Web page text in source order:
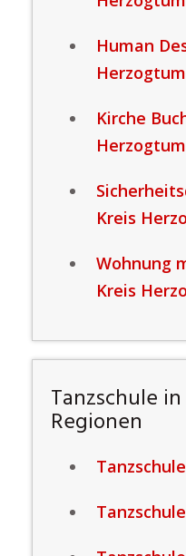
Human
Kirche
Kreis
Wohnung
Kreis
Tanzschule
Regionen